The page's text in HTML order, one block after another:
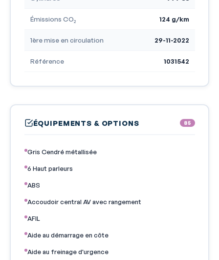
Émissions CO₂ 124 g/km
1ère mise en circulation 29-11-2022
Référence 1031542
ÉQUIPEMENTS & OPTIONS 85
Gris Cendré métallisée
6 Haut parleurs
ABS
Accoudoir central AV avec rangement
AFIL
Aide au démarrage en côte
Aide au freinage d'urgence